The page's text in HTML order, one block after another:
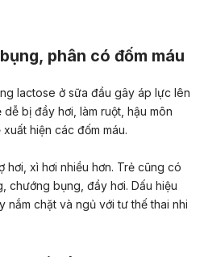
phân có đốm máu
lactose ở sữa đầu gây áp lực lên
dễ bị đầy hơi, làm ruột, hậu môn
hiện các đốm máu.
hơi, xì hơi nhiều hơn. Trẻ cũng có
chướng bụng, đầy hơi. Dấu hiệu
nắm chặt và ngủ với tư thế thai nhi